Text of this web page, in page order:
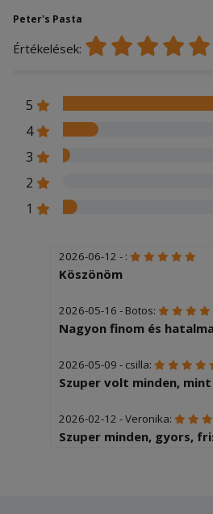
Peter's Pasta
Értékelések:
5
4
3
2
1
2026-06-12 - :
Köszönöm
2026-05-16 - Botos:
Nagyon finom és
2026-05-09 - csilla:
Szuper volt minden,
2026-02-12 - Veronika:
Szuper minden, gyors,